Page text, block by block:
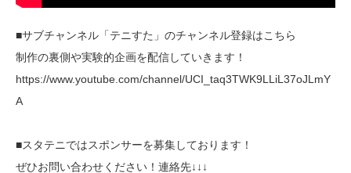
■サブチャンネル「テニすた」のチャンネル登録はこちら
制作の裏側や実験的企画を配信していきます！
https://www.youtube.com/channel/UCI_taq3TWK9LLiL37oJLmY
A
■スタテニではスポンサーを募集しております！
ぜひお問い合わせください！連絡先↓↓↓